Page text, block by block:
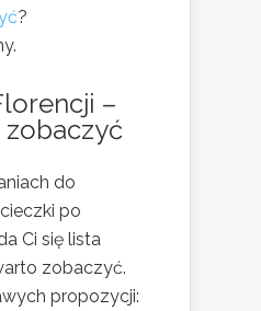
?
–
zobaczyć
do
po
Ci się lista
zobaczyć.
propozycji: